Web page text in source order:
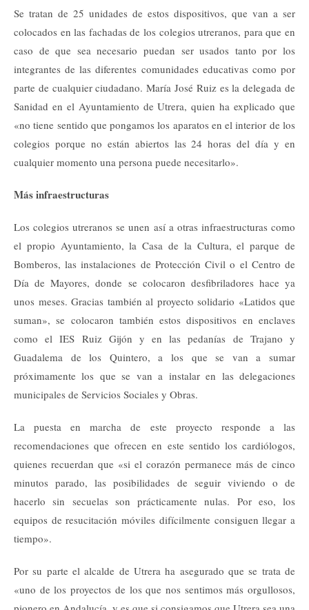
Se tratan de 25 unidades de estos dispositivos, que van a ser
colocados en las fachadas de los colegios utreranos, para que en
caso de que sea necesario puedan ser usados tanto por los
integrantes de las diferentes comunidades educativas como por
parte de cualquier ciudadano. María José Ruiz es la delegada de
Sanidad en el Ayuntamiento de Utrera, quien ha explicado que
«no tiene sentido que pongamos los aparatos en el interior de los
colegios porque no están abiertos las 24 horas del día y en
cualquier momento una persona puede necesitarlo».
Más infraestructuras
Los colegios utreranos se unen así a otras infraestructuras como
el propio Ayuntamiento, la Casa de la Cultura, el parque de
Bomberos, las instalaciones de Protección Civil o el Centro de
Día de Mayores, donde se colocaron desfibriladores hace ya
unos meses. Gracias también al proyecto solidario «Latidos que
suman», se colocaron también estos dispositivos en enclaves
como el IES Ruiz Gijón y en las pedanías de Trajano y
Guadalema de los Quintero, a los que se van a sumar
próximamente los que se van a instalar en las delegaciones
municipales de Servicios Sociales y Obras.
La puesta en marcha de este proyecto responde a las
recomendaciones que ofrecen en este sentido los cardiólogos,
quienes recuerdan que «si el corazón permanece más de cinco
minutos parado, las posibilidades de seguir viviendo o de
hacerlo sin secuelas son prácticamente nulas. Por eso, los
equipos de resucitación móviles difícilmente consiguen llegar a
tiempo».
Por su parte el alcalde de Utrera ha asegurado que se trata de
«uno de los proyectos de los que nos sentimos más orgullosos,